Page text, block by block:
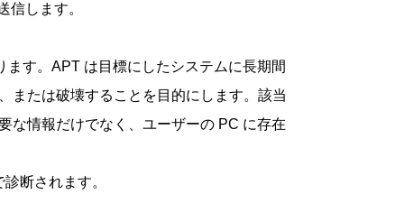
信します。
す。APT は目標にしたシステムに長期間
または破壊することを目的にします。該当
な情報だけでなく、ユーザーの PC に存在
断されます。